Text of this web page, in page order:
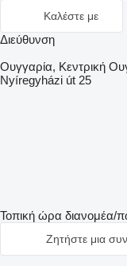
Καλέστε με
Διεύθυνση
Ουγγαρία, Κεντρική
Nyíregyházi út 25
Τοπική ώρα διανομέα/
Ζητήστε μια